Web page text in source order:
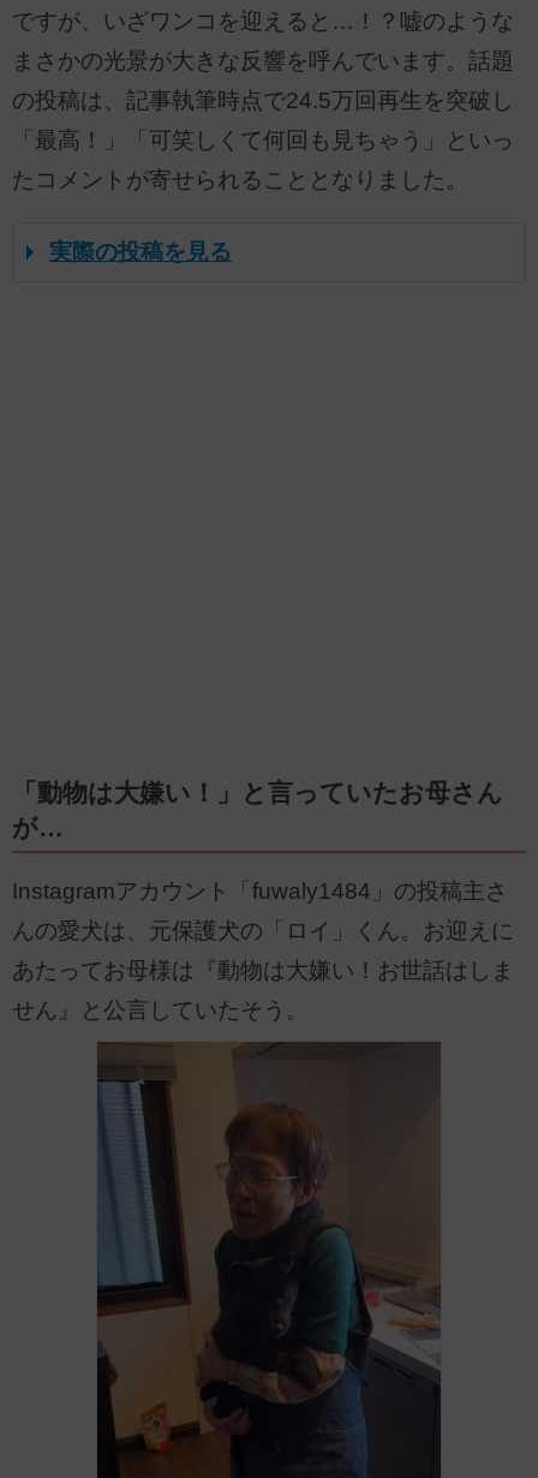
ですが、いざワンコを迎えると…！？嘘のような
まさかの光景が大きな反響を呼んでいます。話題
の投稿は、記事執筆時点で24.5万回再生を突破し
「最高！」「可笑しくて何回も見ちゃう」といっ
たコメントが寄せられることとなりました。
実際の投稿を見る
「動物は大嫌い！」と言っていたお母さん
が…
Instagramアカウント「fuwaly1484」の投稿主さ
んの愛犬は、元保護犬の「ロイ」くん。お迎えに
あたってお母様は『動物は大嫌い！お世話はしま
せん』と公言していたそう。